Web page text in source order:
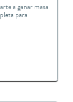
a ganar masa
para